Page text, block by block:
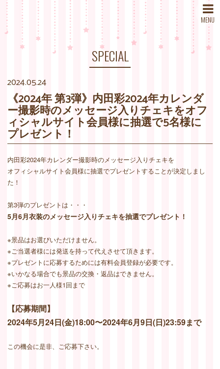
MENU
SPECIAL
2024.05.24
《2024年 第3弾》内田彩2024年カレンダ
ー撮影時のメッセージ入りチェキをオフ
ィシャルサイト会員様に抽選で5名様に
プレゼント！
内田彩2024年カレンダー撮影時のメッセージ入りチェキを
オフィシャルサイト会員様に抽選でプレゼントすることが決定しまし
た！
第3弾のプレゼントは・・・
5月6月衣装のメッセージ入りチェキを抽選でプレゼント！
※景品はお選びいただけません。
※ご当選者様には発送を持って代えさせて頂きます。
※プレゼントに応募するためには有料会員登録が必要です。
※いかなる場合でも景品の交換・返品はできません。
※ご応募はお一人様1回まで
【応募期間】
2024年5月24日(金)18:00〜2024年6月9日(日)23:59まで
この機会に是非、ご応募下さい。